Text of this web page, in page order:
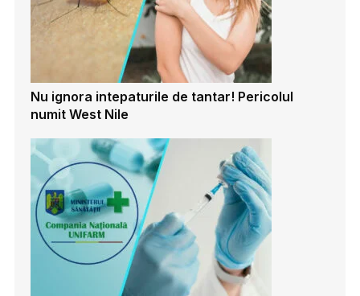
Nu ignora intepaturile de tantar! Pericolul
numit West Nile